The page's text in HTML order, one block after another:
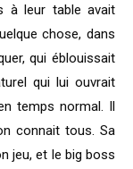
à leur table avait
chose, dans
qui éblouissait
qui lui ouvrait
temps normal. Il
connait tous. Sa
jeu, et le big boss